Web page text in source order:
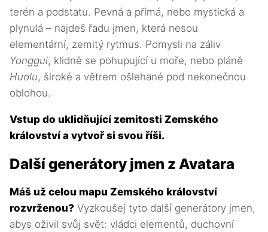
terén a podstatu. Pevná a přímá, nebo mystická a
plynulá – najdeš řadu jmen, která nesou
elementární, zemitý rytmus. Pomysli na záliv
Yonggui, klidně se pohupující u moře, nebo pláně
Huolu, široké a větrem ošlehané pod nekonečnou
oblohou.
Vstup do uklidňující zemitosti Zemského
království a vytvoř si svou říši.
Další generátory jmen z Avatara
Máš už celou mapu Zemského království
rozvrženou? Vyzkoušej tyto další generátory jmen,
abys oživil svůj svět: vládci elementů, duchovní